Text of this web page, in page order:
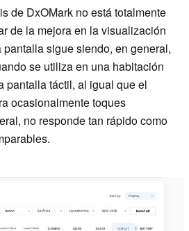
de DxOMark no está totalmente
de la mejora en la visualización
sigue siendo, en general,
se utiliza en una habitación
pantalla táctil, al igual que el
ocasionalmente toques
no responde tan rápido como